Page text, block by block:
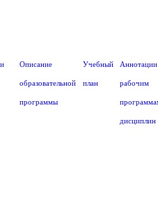
Описание
образовательной
программы
Учебный
план
Аннотации
рабочим
дисциплин